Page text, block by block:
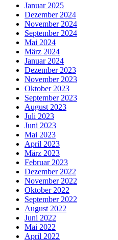
Januar 2025
Dezember 2024
November 2024
September 2024
Mai 2024
März 2024
Januar 2024
Dezember 2023
November 2023
Oktober 2023
September 2023
August 2023
Juli 2023
Juni 2023
Mai 2023
April 2023
März 2023
Februar 2023
Dezember 2022
November 2022
Oktober 2022
September 2022
August 2022
Juni 2022
Mai 2022
April 2022